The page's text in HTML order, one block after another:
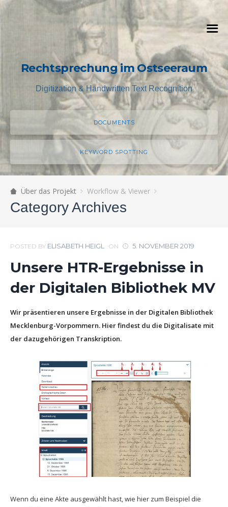
Rechtsprechung im Ostseeraum
Digitization & Handwritten Text Recognition
DOCUMENTS
KEYWORD SPOTTING
Über das Projekt Workflow & Viewer
Category Archives
POSTED BY ELISABETH HEIGL ON 5. NOVEMBER 2019
Unsere HTR-Ergebnisse in
der Digitalen Bibliothek MV
Wir präsentieren unsere Ergebnisse in der Digitalen Bibliothek
Mecklenburg-Vorpommern. Hier findest du die Digitalisate mit
der dazugehörigen Transkription.
Wenn du eine Akte ausgewählt hast, wie hier zum Beispiel die